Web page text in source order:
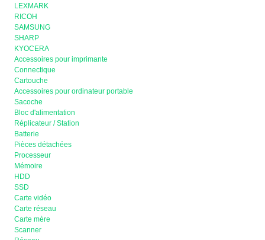
LEXMARK
RICOH
SAMSUNG
SHARP
KYOCERA
Accessoires pour imprimante
Connectique
Cartouche
Accessoires pour ordinateur portable
Sacoche
Bloc d'alimentation
Réplicateur / Station
Batterie
Pièces détachées
Processeur
Mémoire
HDD
SSD
Carte vidéo
Carte réseau
Carte mère
Scanner